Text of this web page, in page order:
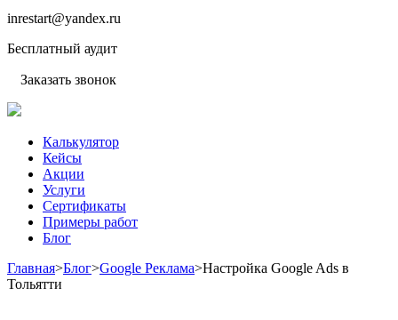
inrestart@yandex.ru
Бесплатный аудит
Заказать звонок
Калькулятор
Кейсы
Акции
Услуги
Сертификаты
Примеры работ
Блог
Главная>Блог>Google Реклама>Настройка Google Ads в
Тольятти